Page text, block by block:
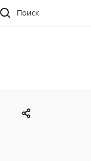
Поиск